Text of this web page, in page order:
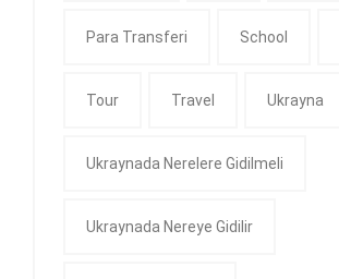
Para Transferi School
Tour Travel Ukrayna
Ukraynada Nerelere Gidilmeli
Ukraynada Nereye Gidilir